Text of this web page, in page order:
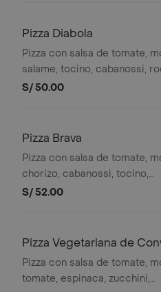
Pizza Diabola
Pizza con salsa de tomate,
salame, tocino, cabanossi,
aceitunas, pimiento, 8 slices
S/ 50.00
Pizza Brava
Pizza con salsa de tomate,
chorizo, cabanossi, tocino,
champiñones, carne molida,
S/ 52.00
Pizza Vegetariana de
Pizza con salsa de tomate,
tomate, espinaca, zucchini,